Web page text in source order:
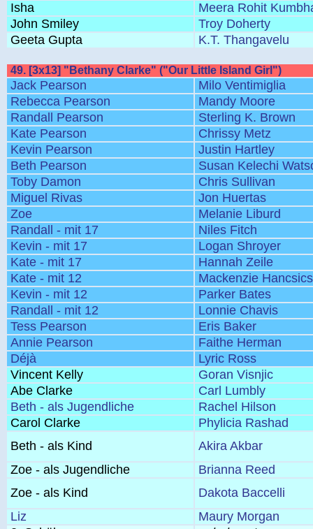
Isha
Meera Rohit
John Smiley
Troy Doherty
Geeta Gupta
K.T. Thangavelu
49. [3x13] "Bethany Clarke" ("Our Little Island Girl")
Jack Pearson
Milo Ventimiglia
Rebecca Pearson
Mandy Moore
Randall Pearson
Sterling K. Brown
Kate Pearson
Chrissy Metz
Kevin Pearson
Justin Hartley
Beth Pearson
Susan Kelechi
Toby Damon
Chris Sullivan
Miguel Rivas
Jon Huertas
Zoe
Melanie Liburd
Randall - mit 17
Niles Fitch
Kevin - mit 17
Logan Shroyer
Kate - mit 17
Hannah Zeile
Kate - mit 12
Mackenzie
Kevin - mit 12
Parker Bates
Randall - mit 12
Lonnie Chavis
Tess Pearson
Eris Baker
Annie Pearson
Faithe Herman
Déjà
Lyric Ross
Vincent Kelly
Goran Visnjic
Abe Clarke
Carl Lumbly
Beth - als Jugendliche
Rachel Hilson
Carol Clarke
Phylicia Rashad
Beth - als Kind
Akira Akbar
Zoe - als Jugendliche
Brianna Reed
Zoe - als Kind
Dakota Baccelli
Liz
Maury Morgan